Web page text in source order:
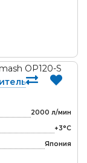
2000 л/мин
+3°С
Япония